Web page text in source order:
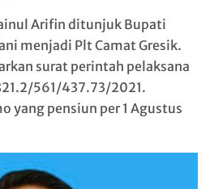
Arifin ditunjuk Bupati
menjadi Plt Camat Gresik.
surat perintah pelaksana
561/437.73/2021.
yang pensiun per 1 Agustus